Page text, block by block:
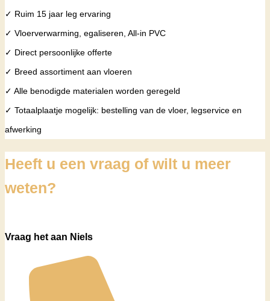
✓ Ruim 15 jaar leg ervaring
✓ Vloerverwarming, egaliseren, All-in PVC
✓ Direct persoonlijke offerte
✓ Breed assortiment aan vloeren
✓ Alle benodigde materialen worden geregeld
✓ Totaalplaatje mogelijk: bestelling van de vloer, legservice en
afwerking
Heeft u een vraag of wilt u meer
weten?
Vraag het aan Niels